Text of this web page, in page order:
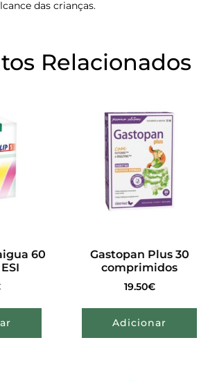
das crianças.
Relacionados
60
Gastopan Plus 30
comprimidos
19.50€
Adicionar